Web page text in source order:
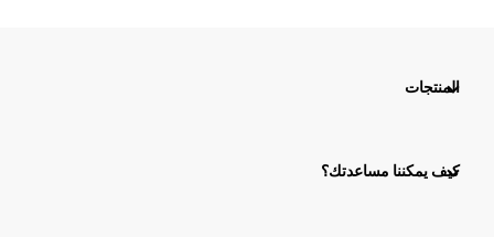
المنتجات
كيف يمكننا مساعدتك؟